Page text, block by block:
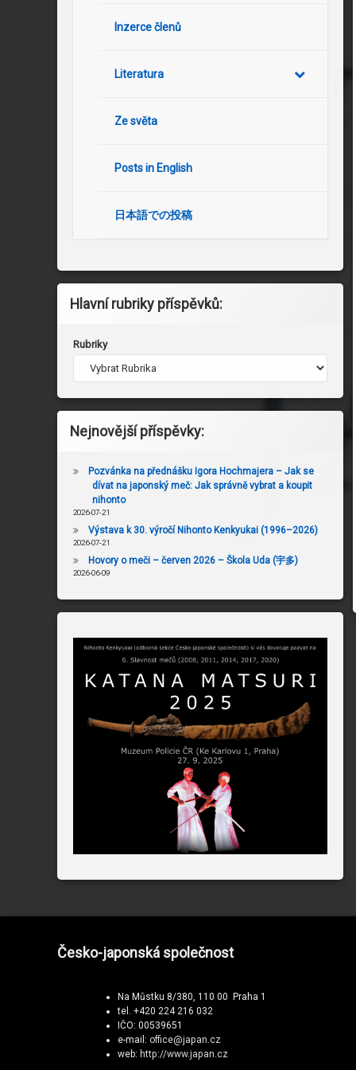
Inzerce členů
Literatura
Ze světa
Posts in English
日本語での投稿
Hlavní rubriky příspěvků:
Rubriky
Nejnovější příspěvky:
Pozvánka na přednášku Igora Hochmajera – Jak se
dívat na japonský meč: Jak správně vybrat a koupit
nihonto
2026-07-21
Výstava k 30. výročí Nihonto Kenkyukai (1996–2026)
2026-07-21
Hovory o meči – červen 2026 – Škola Uda (宇多)
2026-06-09
Česko-japonská společnost
Na Můstku 8/380, 110 00 Praha 1
tel. +420 224 216 032
IČO: 00539651
e-mail: office@japan.cz
web: http://www.japan.cz